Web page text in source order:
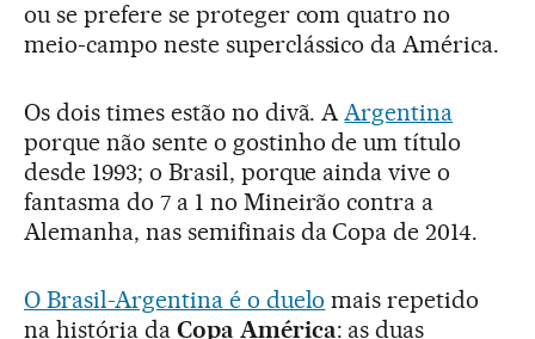
ou se prefere se proteger com quatro no
meio-campo neste superclássico da América.
Os dois times estão no divã. AArgentina
porque não sente o gostinho de um título
desde 1993; o Brasil, porque ainda vive o
fantasma do 7 a 1 no Mineirão contra a
Alemanha, nas semifinais da Copa de 2014.
O Brasil-Argentina é o duelo mais repetido
na história da Copa América: as duas